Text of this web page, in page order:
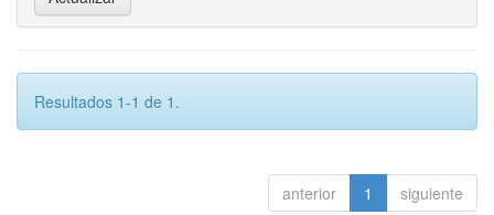
Resultados 1-1 de 1.
anterior 1 siguiente